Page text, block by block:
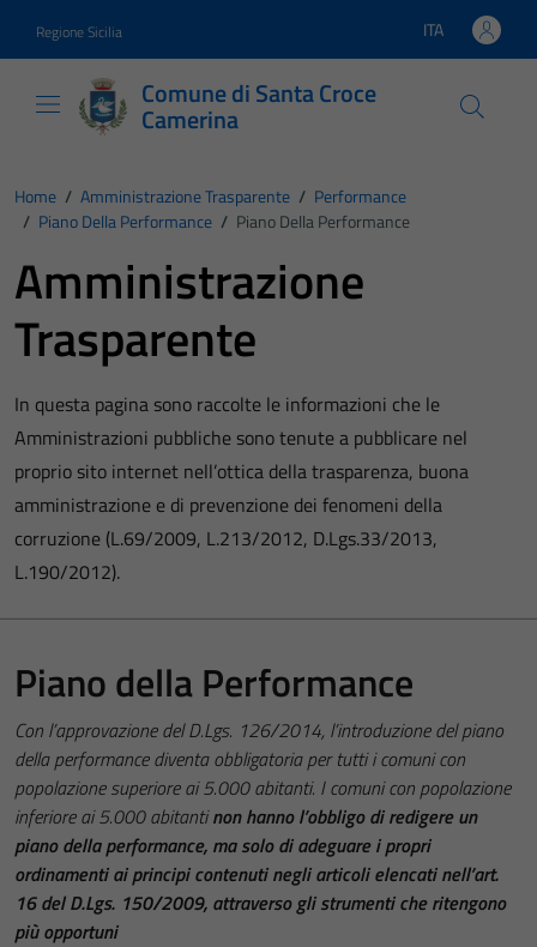
Regione Sicilia Lingua attiva:
ITA
Comune di Santa Croce
Camerina
Home / Amministrazione Trasparente / Performance
/ Piano Della Performance / Piano Della Performance
Amministrazione
Trasparente
In questa pagina sono raccolte le informazioni che le
Amministrazioni pubbliche sono tenute a pubblicare nel
proprio sito internet nell’ottica della trasparenza, buona
amministrazione e di prevenzione dei fenomeni della
corruzione (L.69/2009, L.213/2012, D.Lgs.33/2013,
L.190/2012).
Piano della Performance
Con l’approvazione del D.Lgs. 126/2014, l’introduzione del piano
della performance diventa obbligatoria per tutti i comuni con
popolazione superiore ai 5.000 abitanti. I comuni con popolazione
inferiore ai 5.000 abitantinon hanno l’obbligo di redigere un
piano della performance, ma solo di adeguare i propri
ordinamenti ai principi contenuti negli articoli elencati nell’art.
16 del D.Lgs. 150/2009, attraverso gli strumenti che ritengono
più opportuni